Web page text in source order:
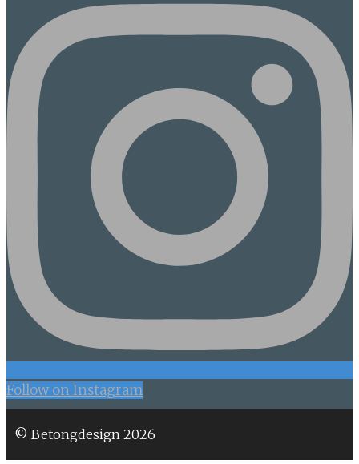
Follow on Instagram
© Betongdesign 2026